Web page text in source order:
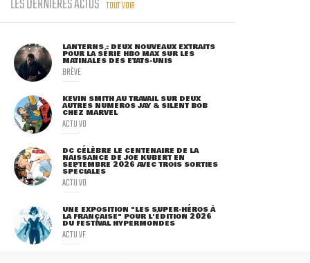
LES DERNIÈRES ACTUS TOUT VOIR
LANTERNS : DEUX NOUVEAUX EXTRAITS
POUR LA SÉRIE HBO MAX SUR LES
MATINALES DES ETATS-UNIS
BRÈVE
KEVIN SMITH AU TRAVAIL SUR DEUX
AUTRES NUMÉROS JAY & SILENT BOB
CHEZ MARVEL
ACTU VO
DC CÉLÈBRE LE CENTENAIRE DE LA
NAISSANCE DE JOE KUBERT EN
SEPTEMBRE 2026 AVEC TROIS SORTIES
SPÉCIALES
ACTU VO
UNE EXPOSITION "LES SUPER-HÉROS À
LA FRANÇAISE" POUR L'ÉDITION 2026
DU FESTIVAL HYPERMONDES
ACTU VF